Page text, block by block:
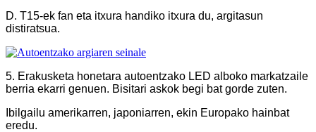
D. T15-ek fan eta itxura handiko itxura du, argitasun
distiratsua.
5. Erakusketa honetara autoentzako LED alboko markatzaile
berria ekarri genuen. Bisitari askok begi bat gorde zuten.
Ibilgailu amerikarren, japoniarren, ekin Europako hainbat
eredu.